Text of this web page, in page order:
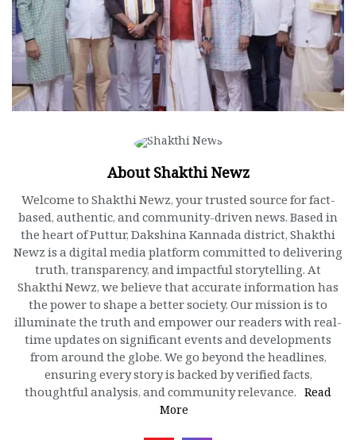
About Shakthi Newz
Welcome to Shakthi Newz, your trusted source for fact-
based, authentic, and community-driven news. Based in
the heart of Puttur, Dakshina Kannada district, Shakthi
Newz is a digital media platform committed to delivering
truth, transparency, and impactful storytelling. At
Shakthi Newz, we believe that accurate information has
the power to shape a better society. Our mission is to
illuminate the truth and empower our readers with real-
time updates on significant events and developments
from around the globe. We go beyond the headlines,
ensuring every story is backed by verified facts,
thoughtful analysis, and community relevance. Read
More